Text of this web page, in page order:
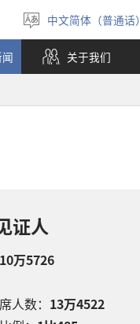
选
择
语
言
中文简体（普通话）
关于我们
证人
10万5726
人数： 13万4522